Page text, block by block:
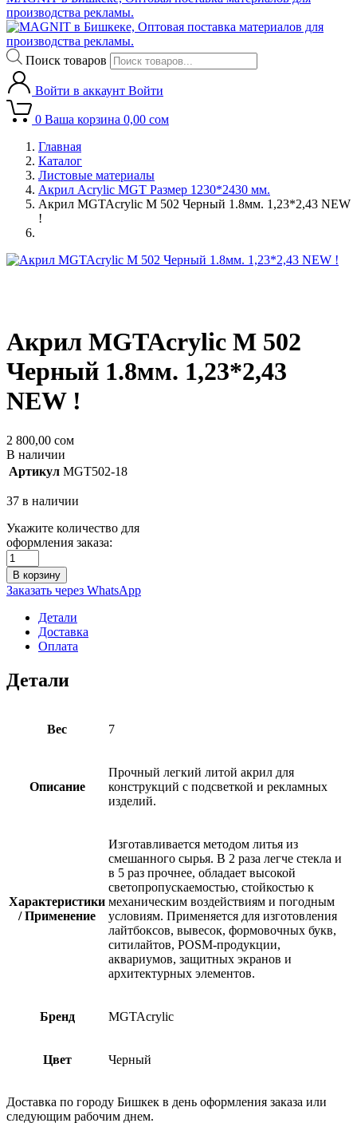
производства рекламы.
Поиск товаров
Войти в аккаунт Войти
0 Ваша корзина 0,00 сом
Главная
Каталог
Листовые материалы
Акрил Acrylic MGT Размер 1230*2430 мм.
Акрил MGTAcrylic M 502 Черный 1.8мм. 1,23*2,43 NEW
!
Акрил MGTAcrylic M 502
Черный 1.8мм. 1,23*2,43
NEW !
2 800,00 сом
В наличии
Артикул MGT502-18
37 в наличии
Укажите количество для
оформления заказа:
В корзину
Заказать через WhatsApp
Детали
Доставка
Оплата
Детали
Вес 7
Описание
Прочный легкий литой акрил для
конструкций с подсветкой и рекламных
изделий.
Характеристики
/ Применение
Изготавливается методом литья из
смешанного сырья. В 2 раза легче стекла и
в 5 раз прочнее, обладает высокой
светопропускаемостью, стойкостью к
механическим воздействиям и погодным
условиям. Применяется для изготовления
лайтбоксов, вывесок, формовочных букв,
ситилайтов, POSM-продукции,
аквариумов, защитных экранов и
архитектурных элементов.
Бренд MGTAcrylic
Цвет Черный
Доставка по городу Бишкек в день оформления заказа или
следующим рабочим днем.